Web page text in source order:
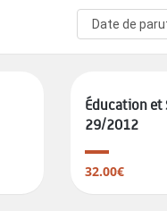
Éducation et
29/2012
32.00€